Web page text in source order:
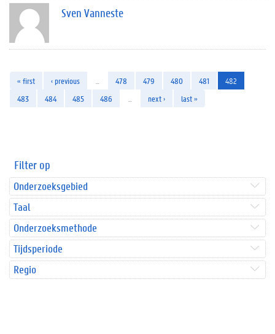
Sven Vanneste
« first ‹ previous 478 479 480 481
482
483
484 485 486 next › last »
Filter op
Onderzoeksgebied
Taal
Onderzoeksmethode
Tijdsperiode
Regio